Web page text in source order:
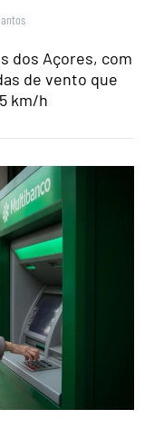
dos Açores, com
de vento que
km/h